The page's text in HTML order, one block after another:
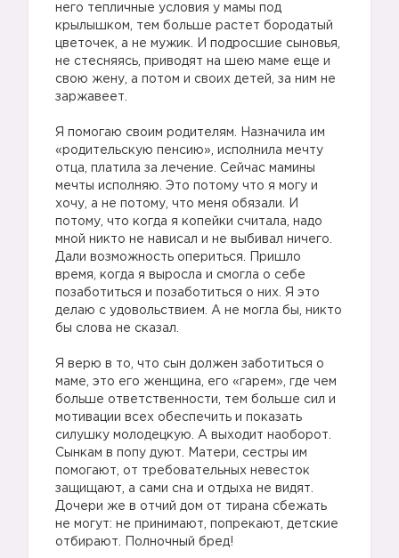
него тепличные условия у мамы под
крылышком, тем больше растет бородатый
цветочек, а не мужик. И подросшие сыновья,
не стесняясь, приводят на шею маме еще и
свою жену, а потом и своих детей, за ним не
заржавеет.
Я помогаю своим родителям. Назначила им
«родительскую пенсию», исполнила мечту
отца, платила за лечение. Сейчас мамины
мечты исполняю. Это потому что я могу и
хочу, а не потому, что меня обязали. И
потому, что когда я копейки считала, надо
мной никто не нависал и не выбивал ничего.
Дали возможность опериться. Пришло
время, когда я выросла и смогла о себе
позаботиться и позаботиться о них. Я это
делаю с удовольствием. А не могла бы, никто
бы слова не сказал.
Я верю в то, что сын должен заботиться о
маме, это его женщина, его «гарем», где чем
больше ответственности, тем больше сил и
мотивации всех обеспечить и показать
силушку молодецкую. А выходит наоборот.
Сынкам в попу дуют. Матери, сестры им
помогают, от требовательных невесток
защищают, а сами сна и отдыха не видят.
Дочери же в отчий дом от тирана сбежать
не могут: не принимают, попрекают, детские
отбирают. Полночный бред!